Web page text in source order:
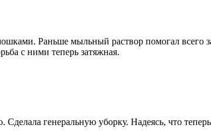
Раньше мыльный раствор помогал всего
с ними теперь затяжная.
генеральную уборку. Надеясь, что